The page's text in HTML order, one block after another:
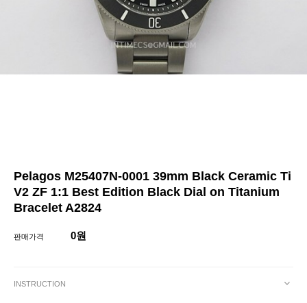
Pelagos M25407N-0001 39mm Black Ceramic Ti
V2 ZF 1:1 Best Edition Black Dial on Titanium
Bracelet A2824
판매가격 0원
INSTRUCTION